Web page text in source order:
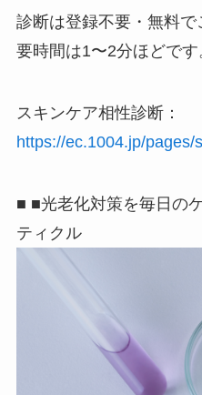
診断は登録不要・無料
要時間は1〜2分ほどです
スキンケア相性診断：
https://ec.1004.jp/pages/
■ ■光老化対策を毎日の
ティクル